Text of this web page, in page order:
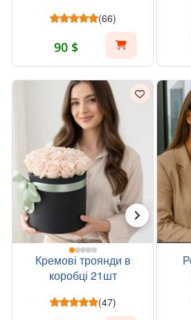
(66)
90 $
Кремові троянди в
коробці 21шт
(47)